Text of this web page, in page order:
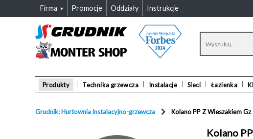
Firma Promocje Oddziały Instrukcje
Produkty Technika grzewcza Instalacje Sieci Łazienka
Grudnik: Hurtownia instalacyjno-grzewcza Kolano PP Z Wieszakiem
Kolano